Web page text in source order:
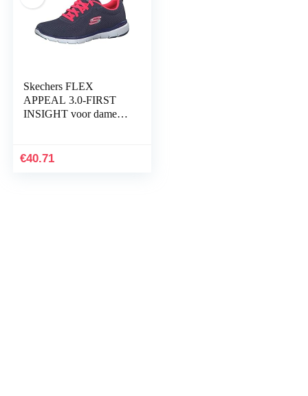
Skechers FLEX
APPEAL 3.0-FIRST
INSIGHT voor dames
€40.71